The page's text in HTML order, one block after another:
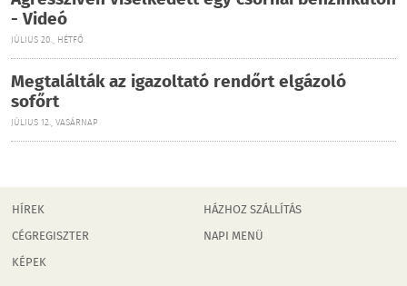
- Videó
JÚLIUS 20., HÉTFŐ
Megtalálták az igazoltató rendőrt elgázoló
sofőrt
JÚLIUS 12., VASÁRNAP
HÍREK
CÉGREGISZTER
KÉPEK
HÁZHOZ SZÁLLÍTÁS
NAPI MENÜ